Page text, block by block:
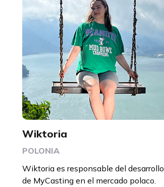
Wiktoria
POLONIA
Wiktoria es responsable del desarrollo
de MyCasting en el mercado polaco.